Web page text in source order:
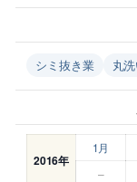
シミ抜き業 丸
2016年
1月
–